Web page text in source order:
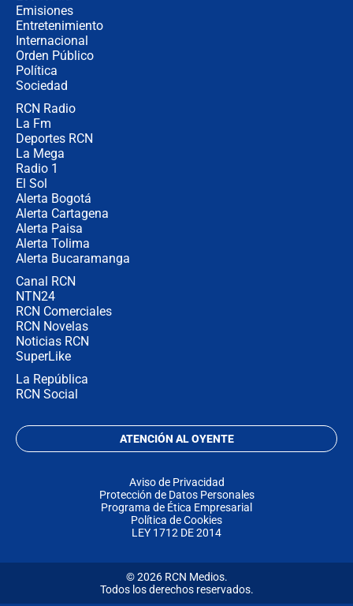
Emisiones
Entretenimiento
Internacional
Orden Público
Política
Sociedad
RCN Radio
La Fm
Deportes RCN
La Mega
Radio 1
El Sol
Alerta Bogotá
Alerta Cartagena
Alerta Paisa
Alerta Tolima
Alerta Bucaramanga
Canal RCN
NTN24
RCN Comerciales
RCN Novelas
Noticias RCN
SuperLike
La República
RCN Social
ATENCIÓN AL OYENTE
Aviso de Privacidad
Protección de Datos Personales
Programa de Ética Empresarial
Política de Cookies
LEY 1712 DE 2014
© 2026 RCN Medios.
Todos los derechos reservados.